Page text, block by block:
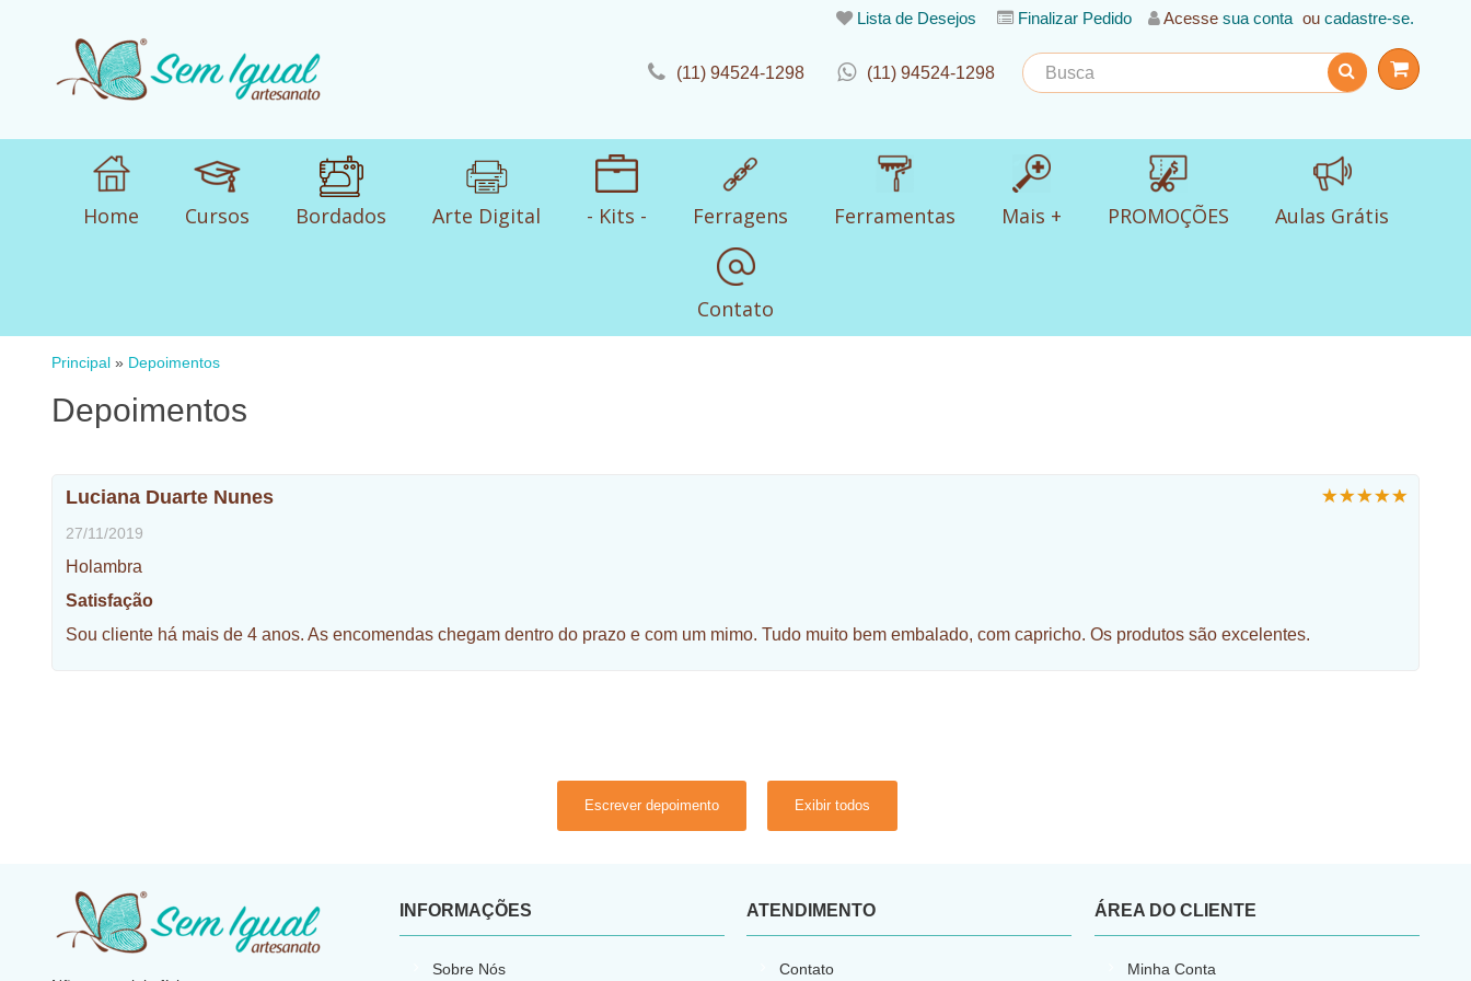
Lista de Desejos Finalizar Pedido Acesse sua conta ou cadastre-se.
(11) 94524-1298 (11) 94524-1298
Home Cursos Bordados Arte Digital - Kits - Ferragens Ferramentas Mais + PROMOÇÕES Aulas Grátis
Contato
Principal » Depoimentos
Depoimentos
Luciana Duarte Nunes
27/11/2019
Holambra
Satisfação
Sou cliente há mais de 4 anos. As encomendas chegam dentro do prazo e com um mimo. Tudo muito bem embalado, com capricho. Os produtos são excelentes.
Escrever depoimento Exibir todos
INFORMAÇÕES
Sobre Nós
ATENDIMENTO
Contato
ÁREA DO CLIENTE
Minha Conta